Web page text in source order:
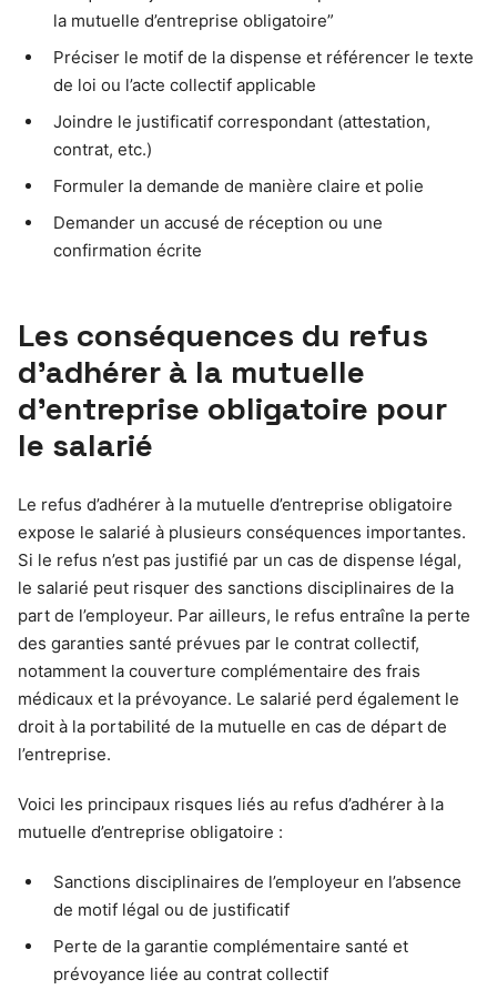
la mutuelle d’entreprise obligatoire”
Préciser le motif de la dispense et référencer le texte
de loi ou l’acte collectif applicable
Joindre le justificatif correspondant (attestation,
contrat, etc.)
Formuler la demande de manière claire et polie
Demander un accusé de réception ou une
confirmation écrite
Les conséquences du refus
d’adhérer à la mutuelle
d’entreprise obligatoire pour
le salarié
Le refus d’adhérer à la mutuelle d’entreprise obligatoire
expose le salarié à plusieurs conséquences importantes.
Si le refus n’est pas justifié par un cas de dispense légal,
le salarié peut risquer des sanctions disciplinaires de la
part de l’employeur. Par ailleurs, le refus entraîne la perte
des garanties santé prévues par le contrat collectif,
notamment la couverture complémentaire des frais
médicaux et la prévoyance. Le salarié perd également le
droit à la portabilité de la mutuelle en cas de départ de
l’entreprise.
Voici les principaux risques liés au refus d’adhérer à la
mutuelle d’entreprise obligatoire :
Sanctions disciplinaires de l’employeur en l’absence
de motif légal ou de justificatif
Perte de la garantie complémentaire santé et
prévoyance liée au contrat collectif